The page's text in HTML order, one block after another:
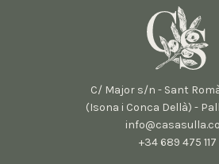
C/ Major s/n - Sant
(Isona i Conca Dellà) -
+34 689 475 117